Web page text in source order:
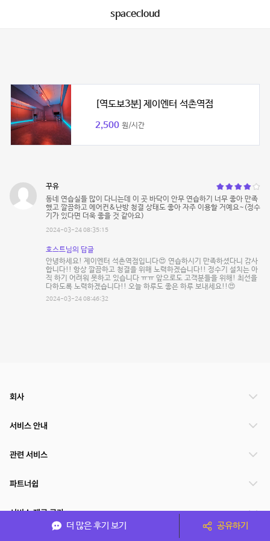
spacecloud
[역도보3분] 제이엔터 석촌역점
2,500 원/시간
꾸유
동네 연습실들 많이 다니는데 이 곳 바닥이 안무 연습하기 너무 좋아 만족
했고 깔끔하고 에어컨&난방 청결 상태도 좋아 자주 이용할 거예요~(정수
기가 있다면 더욱 좋을 것 같아요)
2024-03-24 08:35:15
호스트님의 답글
안녕하세요! 제이엔터 석촌역점입니다😍 연습하시기 만족하셨다니 감사
합니다!! 항상 깔끔하고 청결을 위해 노력하겠습니다!! 정수기 설치는 아
직 하기 어려워 못하고 있습니다 ㅠㅠ 앞으로도 고객분들을 위해! 최선을
다하도록 노력하겠습니다!! 오늘 하루도 좋은 하루 보내세요!!😍
2024-03-24 08:46:32
더 많은 후기 보기 공유하기
회사
서비스 안내
관련 서비스
파트너쉽
서비스 제공 국가